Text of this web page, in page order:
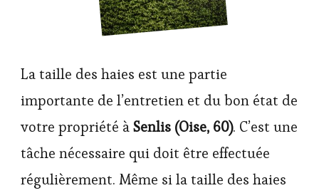
‍La taille des haies est une partie
importante de l’entretien et du bon état de
votre propriété àSenlis (Oise, 60). C’est une
tâche nécessaire qui doit être effectuée
régulièrement. Même si la taille des haies